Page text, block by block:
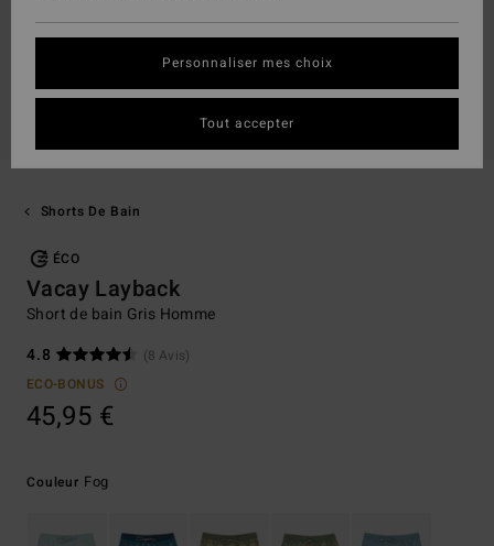
Shorts De Bain
ÉCO
Vacay Layback
Short de bain Gris Homme
4.8
(8 Avis)
ECO-BONUS
45,95 €
Couleur Fog
Personnaliser mes choix
Tout accepter